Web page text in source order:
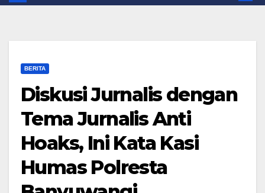
BERITA
Diskusi Jurnalis dengan
Tema Jurnalis Anti
Hoaks, Ini Kata Kasi
Humas Polresta